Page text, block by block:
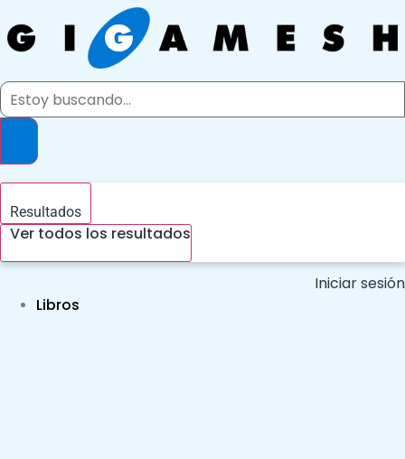
al
contenido
Search
Resultados
Ver todos los resultados
Iniciar sesión
Libros